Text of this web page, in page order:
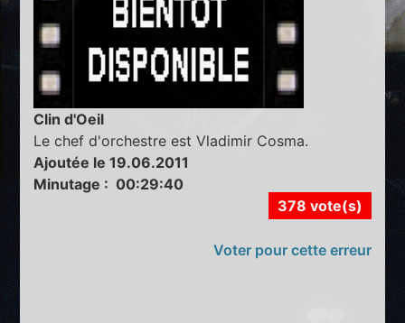
Clin d'Oeil
Le chef d'orchestre est Vladimir Cosma.
Ajoutée le 19.06.2011
Minutage : 00:29:40
378 vote(s)
Voter pour cette erreur